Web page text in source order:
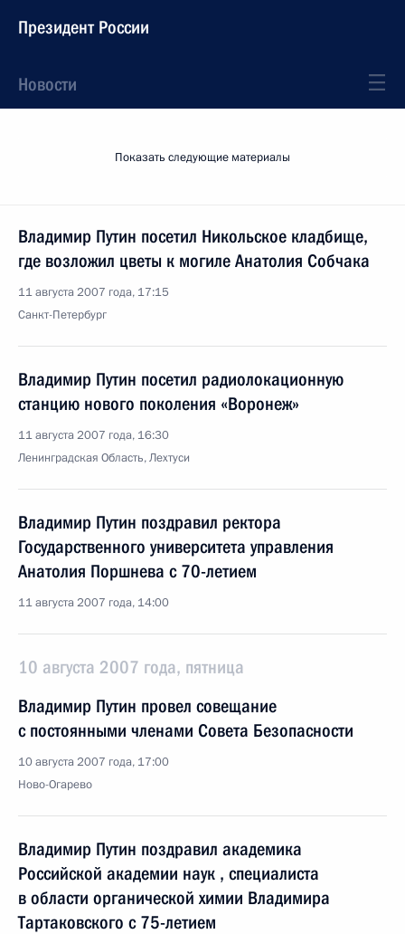
Президент России
Новости
Показать следующие материалы
Владимир Путин посетил Никольское кладбище,
где возложил цветы к могиле Анатолия Собчака
11 августа 2007 года, 17:15
Санкт-Петербург
Владимир Путин посетил радиолокационную
станцию нового поколения «Воронеж»
11 августа 2007 года, 16:30
Ленинградская Область, Лехтуси
Владимир Путин поздравил ректора
Государственного университета управления
Анатолия Поршнева с 70-летием
11 августа 2007 года, 14:00
10 августа 2007 года, пятница
Владимир Путин провел совещание
с постоянными членами Совета Безопасности
10 августа 2007 года, 17:00
Ново-Огарево
Владимир Путин поздравил академика
Российской академии наук , специалиста
в области органической химии Владимира
Тартаковского с 75-летием